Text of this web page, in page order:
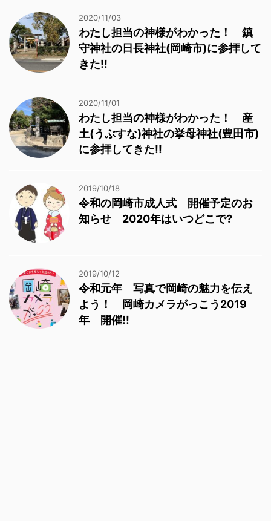
2020/11/03
わたし担当の神様がわかった！ 鎮
守神社の日長神社(岡崎市)に参拝して
きた!!
2020/11/01
わたし担当の神様がわかった！ 産
土(うぶすな)神社の挙母神社(豊田市)
に参拝してきた!!
2019/10/18
令和の岡崎市成人式 開催予定のお
知らせ 2020年はいつどこで?
2019/10/12
令和元年 写真で岡崎の魅力を伝え
よう！ 岡崎カメラがっこう2019
年 開催!!